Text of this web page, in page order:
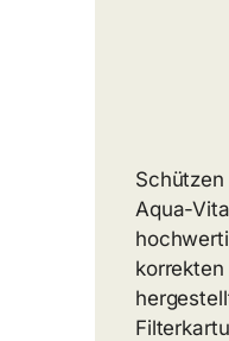
Aqua-